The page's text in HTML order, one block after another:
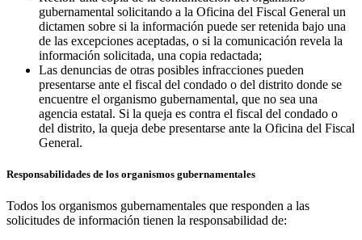
gubernamental solicitando a la Oficina del Fiscal General un
dictamen sobre si la información puede ser retenida bajo una
de las excepciones aceptadas, o si la comunicación revela la
información solicitada, una copia redactada;
Las denuncias de otras posibles infracciones pueden
presentarse ante el fiscal del condado o del distrito donde se
encuentre el organismo gubernamental, que no sea una
agencia estatal. Si la queja es contra el fiscal del condado o
del distrito, la queja debe presentarse ante la Oficina del Fiscal
General.
Responsabilidades de los organismos gubernamentales
Todos los organismos gubernamentales que responden a las
solicitudes de información tienen la responsabilidad de: